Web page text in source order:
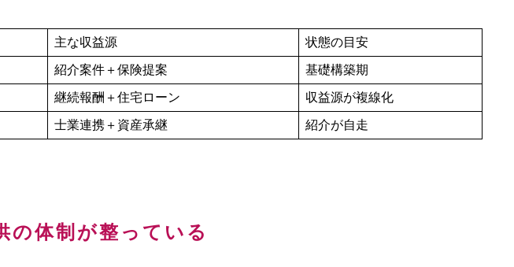
主な収益源 状態の目安
紹介案件＋保険提案 基礎構築期
継続報酬＋住宅ローン 収益源が複線化
士業連携＋資産承継 紹介が自走
の体制が整っている